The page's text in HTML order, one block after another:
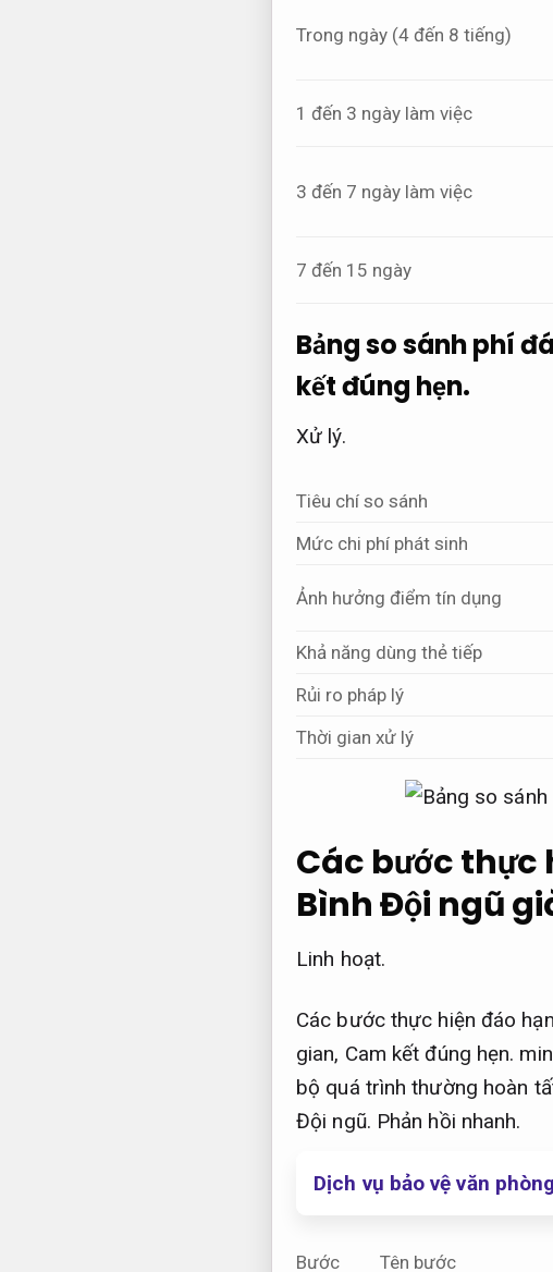
Trong ngày (4 đến 8 tiếng)
1 đến 3 ngày làm việc
3 đến 7 ngày làm việc
7 đến 15 ngày
Bảng so sánh phí
kết đúng hẹn.
Xử lý.
Tiêu chí so sánh
Mức chi phí phát sinh
Ảnh hưởng điểm tín dụng
Khả năng dùng thẻ tiếp
Rủi ro pháp lý
Thời gian xử lý
Các bước thực
BìnhĐội ngũ
Linh hoạt.
Các bước thực hiện đáo
gian, Cam kết đúng hẹn.
bộ quá trình thường hoàn
Đội ngũ. Phản hồi nhanh.
Dịch vụ bảo vệ văn
Bước Tên bước